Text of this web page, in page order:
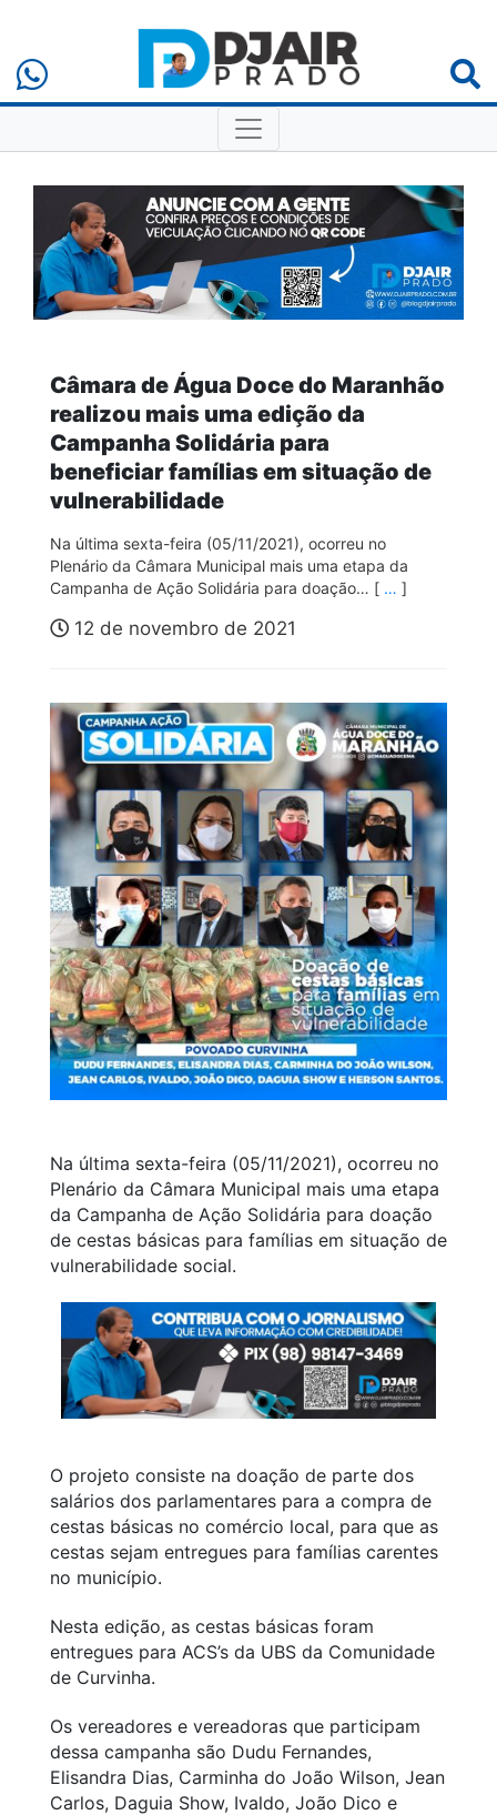
Câmara de Água Doce do Maranhão
realizou mais uma edição da
Campanha Solidária para
beneficiar famílias em situação de
vulnerabilidade
Na última sexta-feira (05/11/2021), ocorreu no
Plenário da Câmara Municipal mais uma etapa da
Campanha de Ação Solidária para doação… [ … ]
12 de novembro de 2021
Na última sexta-feira (05/11/2021), ocorreu no
Plenário da Câmara Municipal mais uma etapa
da Campanha de Ação Solidária para doação
de cestas básicas para famílias em situação de
vulnerabilidade social.
O projeto consiste na doação de parte dos
salários dos parlamentares para a compra de
cestas básicas no comércio local, para que as
cestas sejam entregues para famílias carentes
no município.
Nesta edição, as cestas básicas foram
entregues para ACS’s da UBS da Comunidade
de Curvinha.
Os vereadores e vereadoras que participam
dessa campanha são Dudu Fernandes,
Elisandra Dias, Carminha do João Wilson, Jean
Carlos, Daguia Show, Ivaldo, João Dico e